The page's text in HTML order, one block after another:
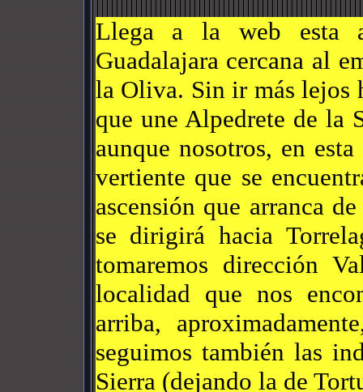
Llega a la web esta
Guadalajara cercana al
la Oliva. Sin ir más lejos
que une Alpedrete de la
aunque nosotros, en
vertiente que se
ascensión que arranca
se dirigirá hacia
tomaremos dirección
localidad que nos
arriba,
seguimos también las
Sierra (dejando la de